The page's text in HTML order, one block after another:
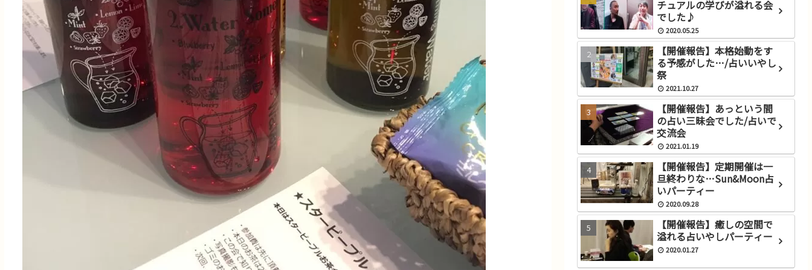
チュアルの学びが溢れる会
でした♪
2020.05.25
【開催報告】本格始動をす
る予感がした…/占いいやし
祭
2021.10.27
【開催報告】あっという間
の占い三昧会でした/占いで
交流会
2021.01.19
【開催報告】定期開催は一
旦終わりな…Sun&Moon占
いパーティー
2020.09.28
【開催報告】癒しの空間で
溢れる占いやしパーティー
2020.01.27